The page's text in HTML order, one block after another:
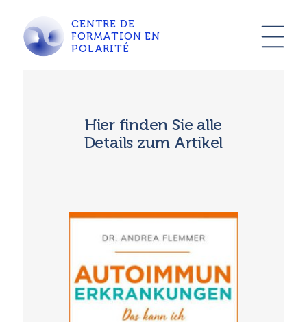
CENTRE DE
FORMATION EN
POLARITÉ
Hier finden Sie alle
Details zum Artikel